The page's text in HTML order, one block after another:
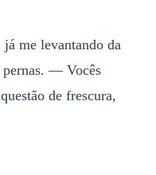
me levantando da
pernas. — Vocês
de frescura,